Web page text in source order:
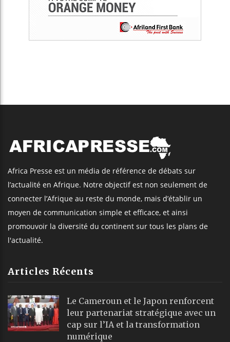
Africa Presse est un média de référence de débats sur
l’actualité en Afrique. Notre objectif est non seulement de
connecter l’Afrique au reste du monde, mais d’établir un
moyen de communication simple et efficace, et ainsi
promouvoir la diversité du continent sur tous les plans de
l'actualité.
Articles Récents
Le Cameroun et le Japon renforcent
leur partenariat stratégique avec un
cap sur l’IA et la transformation
numérique